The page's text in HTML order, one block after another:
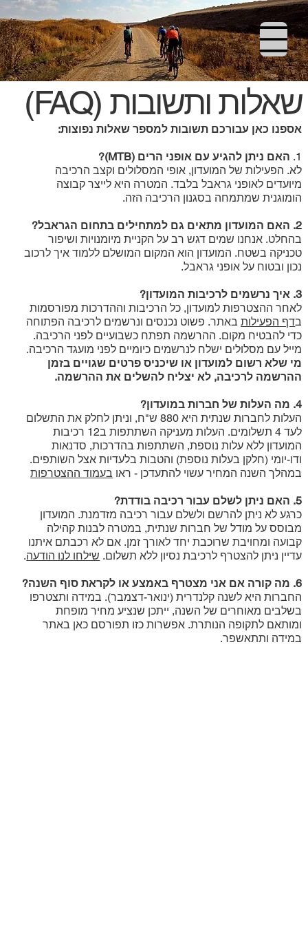
שאלות ותשובות (FAQ)
אספנו כאן עבורכם תשובות למספר שאלות נפוצות:
1. האם ניתן להגיע עם אופני הרים (MTB)?
לא. הפעילות של המועדון, אופי המסלולים וקצב הרכיבה
מיועדים לאופני גראבל בלבד. המטרה היא לייצר קבוצה
הומוגנית שמתמחה בסגנון הרכיבה הזה.
2. ​האם המועדון מתאים גם למתחילים בתחום הגראבל?
בהחלט. אנחנו שמים דגש רב על הקניית מיומנויות ושיפור
טכניקה בשטח. המועדון הוא המקום המושלם ללמוד איך לרכוב
נכון ובטוח על אופני גראבל.
3. ​איך נרשמים לרכיבות המועדון?
לאחר ההצטרפות למועדון, כל הרכיבות וההדרכות מפורסמות
בדף הפעילותבאתר. פשוט נכנסים ונרשמים לרכיבה הפתוחה
כדי להבטיח מקום. ההרשמה תפתח כשבועיים לפני הרכיבה.
מייל עם מסלולים ישלח לנרשמים כיומיים לפני מועגד הרכיבה.
מי שלא רשום למועדון או שיכניס פרטים שגויים בזמן
ההרשמה לרכיבה, לא יצליח להשלים את ההרשמה.
4. ​מה העלות של חברות במועדון?
העלות לחברות שנתית היא 880 ש"ח, וניתן לחלק את התשלום
לעד 4 תשלומים. העלות מעניקה השתתפות ב12 רכיבות
המועדון ללא עלות נוספת, השתתפות בהדרכות, סדנאות
ודו-יומי (חלקן בעלות נוספת) והטבות בלעדיות אצל השותפים.
במהלך השנה המחיר עשוי להתעדכן - ראו בעמוד ההצטרפות
5. ​האם ניתן לשלם עבור רכיבה בודדת?
כרגע לא ניתן להרשם ולשלם עבור רכיבה מזדמנת. המועדון
מבוסס על מודל של חברות שנתית, במטרה לבנות קהילה
קבועה ומחויבת שרוכבת יחד לאורך זמן. אם לא רכבתם איתנו
עדיין ניתן להצטרף לרכיבת נסיון ללא תשלום. שילחו לנו הודעה.
6. ​מה קורה אם אני מצטרף באמצע או לקראת סוף השנה?
החברות היא לשנה קלנדרית (ינואר-דצמבר). במידה ותצטרפו
בשלבים מאוחרים של השנה, ייתכן שנציע מחיר מופחת
ומותאם לתקופה הנותרת. אפשרות כזו תפורסם כאן באתר
במידה ותתאשפר.